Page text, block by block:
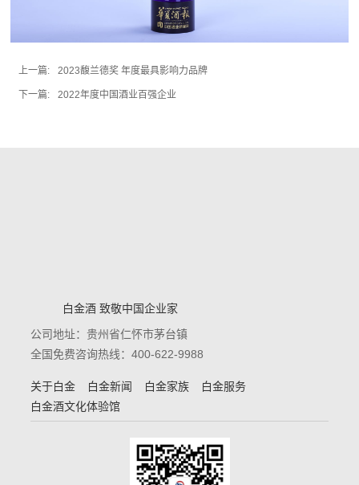
上一篇: 2023馥兰德奖 年度最具影响力品牌
下一篇: 2022年度中国酒业百强企业
白金酒 致敬中国企业家
公司地址：贵州省仁怀市茅台镇
全国免费咨询热线：400-622-9988
关于白金 白金新闻 白金家族
白金服务
白金酒文化体验馆